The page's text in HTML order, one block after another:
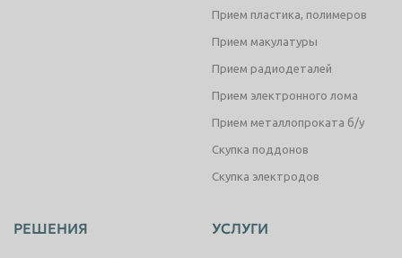
Прием пластика, полимеров
Прием макулатуры
Прием радиодеталей
Прием электронного лома
Прием металлопроката б/у
Скупка поддонов
Скупка электродов
РЕШЕНИЯ УСЛУГИ